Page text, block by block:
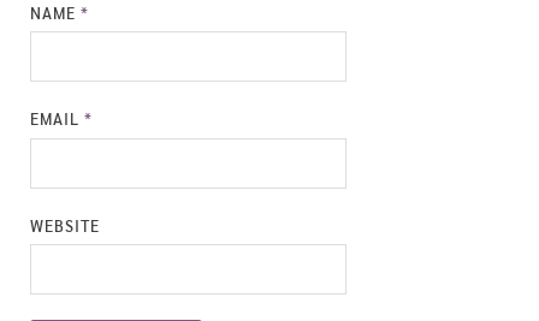
NAME*
EMAIL*
WEBSITE